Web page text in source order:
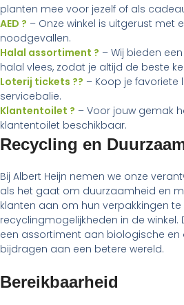
planten mee voor jezelf of als
AED ? – Onze winkel is uitgerust met
noodgevallen.
Halal assortiment ? – Wij bieden
halal vlees, zodat je altijd de beste
Loterij tickets ?? – Koop je favoriete
servicebalie.
Klantentoilet ? – Voor jouw gemak
klantentoilet beschikbaar.
Recycling en
Bij Albert Heijn nemen we onze
als het gaat om duurzaamheid en
klanten aan om hun verpakkingen
recyclingmogelijkheden in de
een assortiment aan biologische
bijdragen aan een betere wereld.
Bereikbaarheid